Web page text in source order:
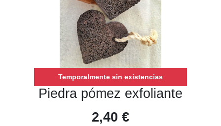
Temporalmente sin existencias
Piedra pómez exfoliante
2,40 €